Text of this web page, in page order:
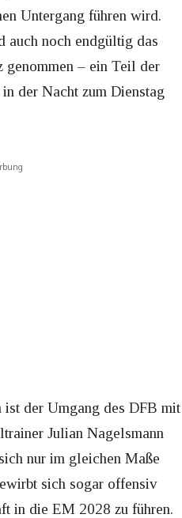
Untergang führen wird.
auch noch endgültig das
genommen – ein Teil der
der Nacht zum Dienstag
der Umgang des DFB mit
Julian Nagelsmann
nur im gleichen Maße
sich sogar offensiv
in die EM 2028 zu führen.